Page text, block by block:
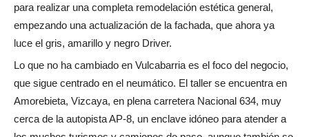
para realizar una completa remodelación estética general,
empezando una actualización de la fachada, que ahora ya
luce el gris, amarillo y negro Driver.
Lo que no ha cambiado en Vulcabarria es el foco del negocio,
que sigue centrado en el neumático. El taller se encuentra en
Amorebieta, Vizcaya, en plena carretera Nacional 634, muy
cerca de la autopista AP-8, un enclave idóneo para atender a